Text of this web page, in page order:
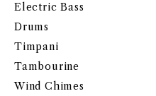
Electric Bass
Drums
Timpani
Tambourine
Wind Chimes